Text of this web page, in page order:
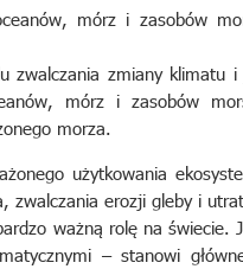
mórz i zasobów
zwalczania zmiany
mórz i zasobów
morza.
użytkowania
zwalczania erozji gleby i
ważną rolę na świecie.
– stanowi